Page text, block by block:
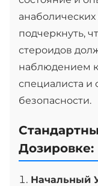
подчеркнуть,
стероидов
наблюдением
специалиста и
безопасности.
Дозировке:
Начальный